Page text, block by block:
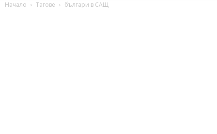
Начало Тагове българи в САЩ